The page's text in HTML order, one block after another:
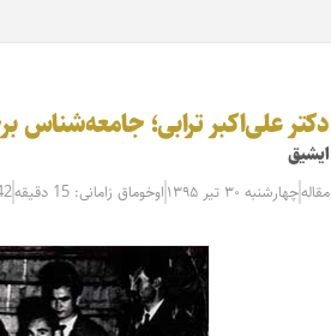
دکتر علی‌اکبر ترابی؛
ایشیق
مقاله‌چهارشنبه ۳۰ تیر ۱۳۹۵ اوخوماق زامانی: 15 دقیقه